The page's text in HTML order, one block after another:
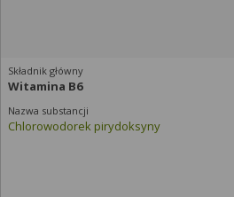
Witamina B6
Chlorowodorek pirydoksyny